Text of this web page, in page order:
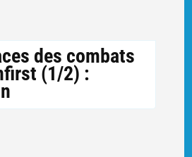
des combats
(1/2) :